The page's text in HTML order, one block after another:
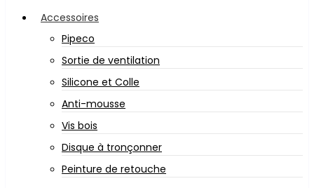
Accessoires
Pipeco
Sortie de ventilation
Silicone et Colle
Anti-mousse
Vis bois
Disque à tronçonner
Peinture de retouche